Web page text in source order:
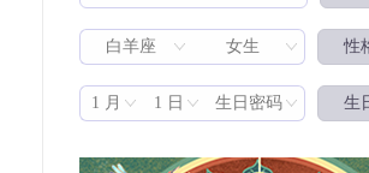
星座配对
白羊座 女生 性
1 月 1 日 生日密码 生